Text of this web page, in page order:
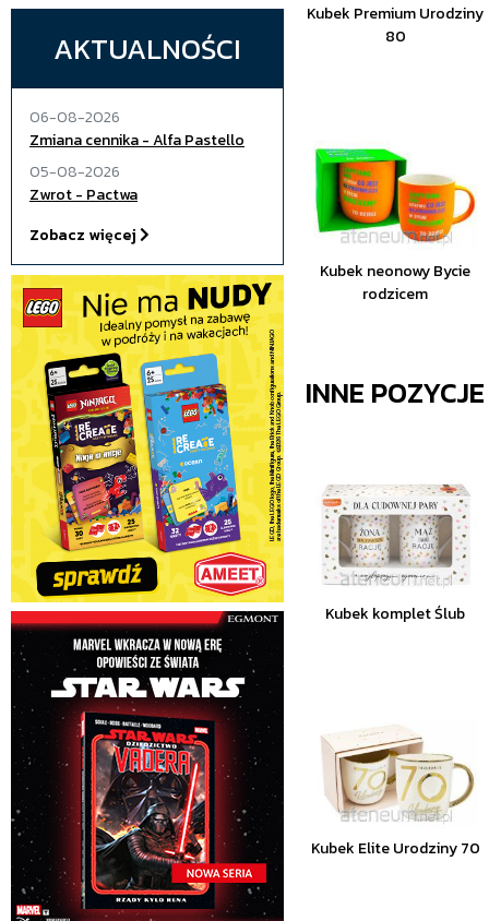
AKTUALNOŚCI
06-08-2026
Zmiana cennika - Alfa Pastello
05-08-2026
Zwrot - Pactwa
Zobacz więcej
Kubek Premium Urodziny
80
Kubek neonowy Bycie
rodzicem
INNE
Kubek komplet Ślub
Kubek Elite Urodziny 70